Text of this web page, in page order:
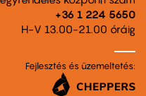
+36 1 224 5650
H-V 13.00-21.00 óráig
Fejlesztés és üzemeltetés: